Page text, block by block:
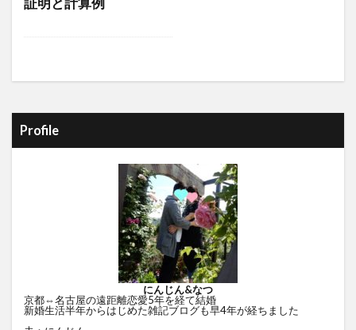
証明と計算例
Profile
にんじん&なつ
京都⇔名古屋の遠距離恋愛5年を経て結婚
新婚生活半年からはじめた雑記ブログも早4年が経ちました